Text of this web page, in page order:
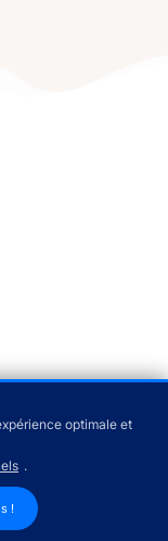
optimale et
.
!